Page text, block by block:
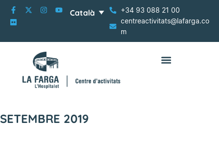
+34 93 088 21 00
centreactivitats@lafarga.co
m
Català
SETEMBRE 2019